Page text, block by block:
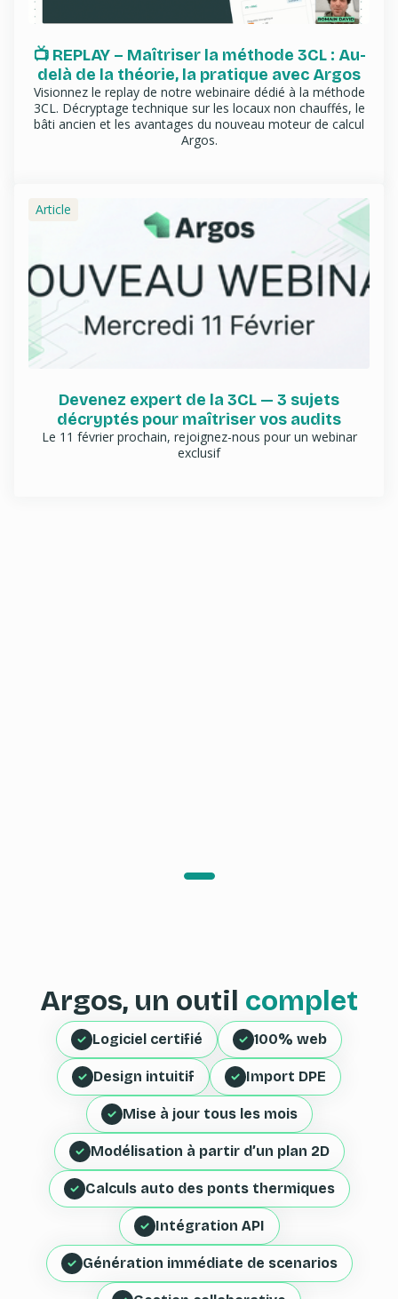
📺 REPLAY – Maîtriser la méthode 3CL : Au-
delà de la théorie, la pratique avec Argos
Visionnez le replay de notre webinaire dédié à la méthode
3CL. Décryptage technique sur les locaux non chauffés, le
bâti ancien et les avantages du nouveau moteur de calcul
Argos.
Devenez expert de la 3CL — 3 sujets
décryptés pour maîtriser vos audits
Le 11 février prochain, rejoignez-nous pour un webinar
exclusif
Article
Argos, un outil complet
Logiciel certifié 100% web
Design intuitif Import DPE
Mise à jour tous les mois
Modélisation à partir d’un plan 2D
Calculs auto des ponts thermiques
Intégration API
Génération immédiate de scenarios